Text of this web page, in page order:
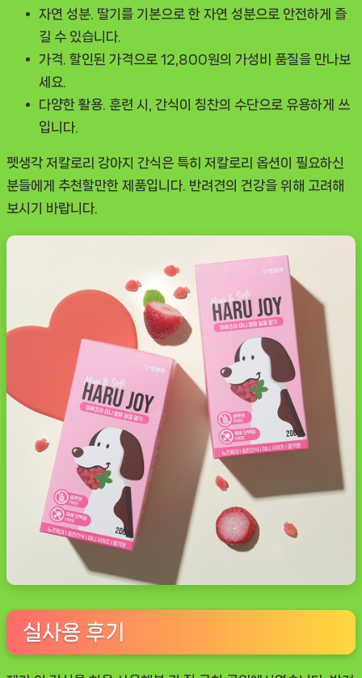
자연 성분. 딸기를 기본으로 한 자연 성분으로 안전하게 즐
길 수 있습니다.
가격. 할인된 가격으로 12,800원의 가성비 품질을 만나보
세요.
다양한 활용. 훈련 시, 간식이 칭찬의 수단으로 유용하게 쓰
입니다.
펫생각 저칼로리 강아지 간식은 특히 저칼로리 옵션이 필요하신
분들에게 추천할만한 제품입니다. 반려견의 건강을 위해 고려해
보시기 바랍니다.
실사용 후기